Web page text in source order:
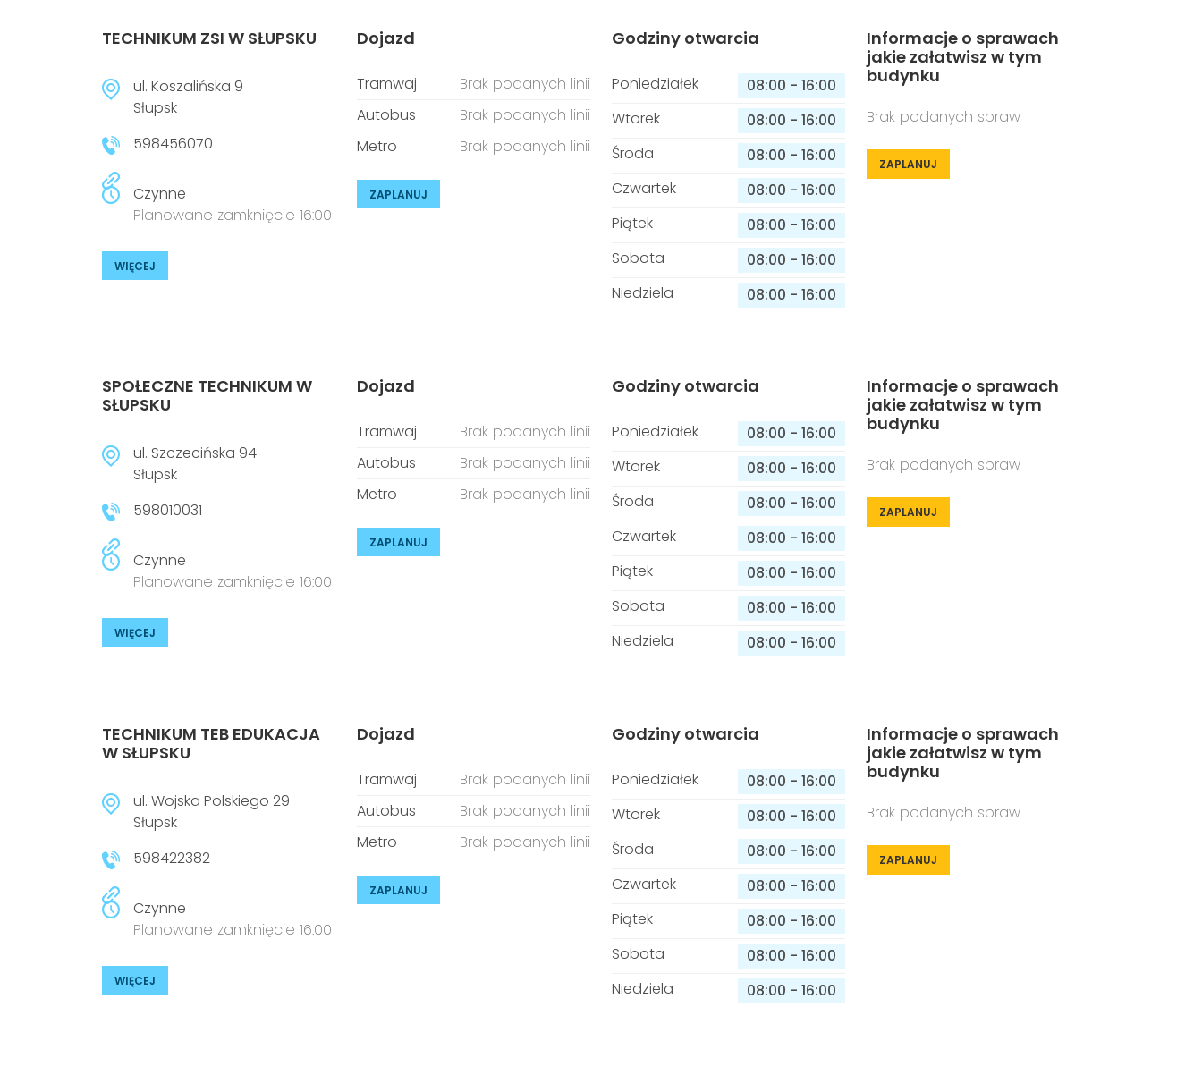
TECHNIKUM ZSI W SŁUPSKU
ul. Koszalińska 9
Słupsk
598456070
Czynne
Planowane zamknięcie 16:00
WIĘCEJ
Dojazd
Tramwaj
Brak podanych linii
Autobus
Brak podanych linii
Metro
Brak podanych linii
ZAPLANUJ
Godziny otwarcia
Poniedziałek 08:00 - 16:00
Wtorek
08:00 - 16:00
Środa
08:00 - 16:00
Czwartek
08:00 - 16:00
Piątek
08:00 - 16:00
Sobota
08:00 - 16:00
Niedziela
08:00 - 16:00
Informacje o sprawach
jakie załatwisz w tym
budynku
Brak podanych spraw
ZAPLANUJ
SPOŁECZNE TECHNIKUM W
SŁUPSKU
ul. Szczecińska 94
Słupsk
598010031
Czynne
Planowane zamknięcie 16:00
WIĘCEJ
Dojazd
Tramwaj
Brak podanych linii
Autobus
Brak podanych linii
Metro
Brak podanych linii
ZAPLANUJ
Godziny otwarcia
Poniedziałek 08:00 - 16:00
Wtorek
08:00 - 16:00
Środa
08:00 - 16:00
Czwartek
08:00 - 16:00
Piątek
08:00 - 16:00
Sobota
08:00 - 16:00
Niedziela
08:00 - 16:00
Informacje o sprawach
jakie załatwisz w tym
budynku
Brak podanych spraw
ZAPLANUJ
TECHNIKUM TEB EDUKACJA
W SŁUPSKU
ul. Wojska Polskiego 29
Słupsk
598422382
Czynne
Planowane zamknięcie 16:00
WIĘCEJ
Dojazd
Tramwaj
Brak podanych linii
Autobus
Brak podanych linii
Metro
Brak podanych linii
ZAPLANUJ
Godziny otwarcia
Poniedziałek 08:00 - 16:00
Wtorek
08:00 - 16:00
Środa
08:00 - 16:00
Czwartek
08:00 - 16:00
Piątek
08:00 - 16:00
Sobota
08:00 - 16:00
Niedziela
08:00 - 16:00
Informacje o sprawach
jakie załatwisz w tym
budynku
Brak podanych spraw
ZAPLANUJ